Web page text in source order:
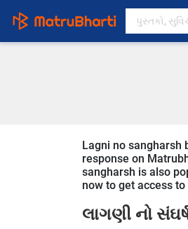
Lagni no sangharsh
response on
sangharsh is also
now to get access
લાગણી નો